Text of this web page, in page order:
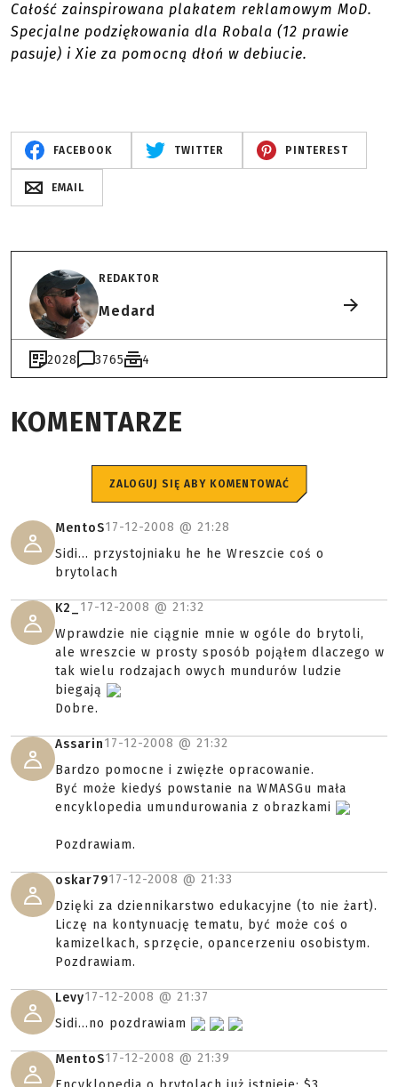
Całość zainspirowana plakatem reklamowym MoD.
Specjalne podziękowania dla Robala (12 prawie
pasuje) i Xie za pomocną dłoń w debiucie.
FACEBOOK TWITTER PINTEREST
EMAIL
REDAKTOR
Medard
2028 3765 4
KOMENTARZE
ZALOGUJ SIĘ ABY KOMENTOWAĆ
MentoS17-12-2008 @ 21:28
Sidi... przystojniaku he he Wreszcie coś o
brytolach
K2_ 17-12-2008 @ 21:32
Wprawdzie nie ciągnie mnie w ogóle do brytoli,
ale wreszcie w prosty sposób pojąłem dlaczego w
tak wielu rodzajach owych mundurów ludzie
biegają
Dobre.
Assarin17-12-2008 @ 21:32
Bardzo pomocne i zwięzłe opracowanie.
Być może kiedyś powstanie na WMASGu mała
encyklopedia umundurowania z obrazkami
Pozdrawiam.
oskar7917-12-2008 @ 21:33
Dzięki za dziennikarstwo edukacyjne (to nie żart).
Liczę na kontynuację tematu, być może coś o
kamizelkach, sprzęcie, opancerzeniu osobistym.
Pozdrawiam.
Levy17-12-2008 @ 21:37
Sidi...no pozdrawiam
MentoS17-12-2008 @ 21:39